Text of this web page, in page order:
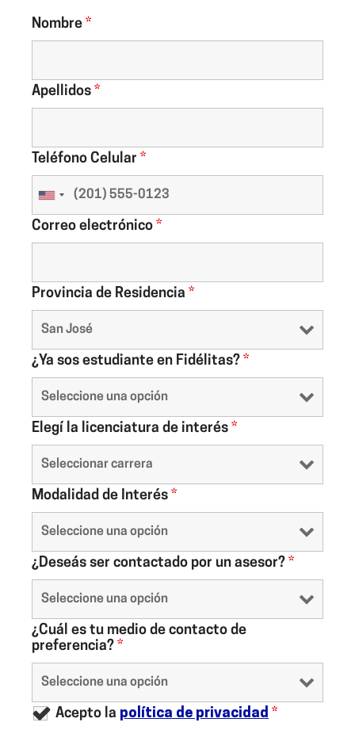
Nombre *
Apellidos *
Teléfono Celular *
Correo electrónico *
Provincia de Residencia *
¿Ya sos estudiante en Fidélitas? *
Elegí la licenciatura de interés *
Modalidad de Interés *
¿Deseás ser contactado por un asesor? *
¿Cuál es tu medio de contacto de
preferencia? *
Acepto la política de privacidad *